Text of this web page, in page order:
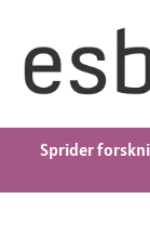
Sprider